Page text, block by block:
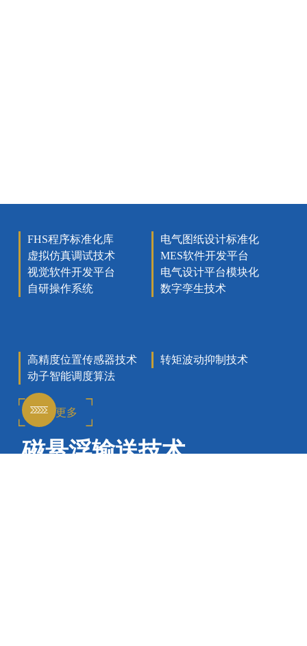
FHS程序标准化库
电气图纸设计标准化
虚拟仿真调试技术
MES软件开发平台
视觉软件开发平台
电气设计平台模块化
自研操作系统
数字孪生技术
磁悬浮输送技术
高精度位置传感器技术
转矩波动抑制技术
动子智能调度算法
了解更多